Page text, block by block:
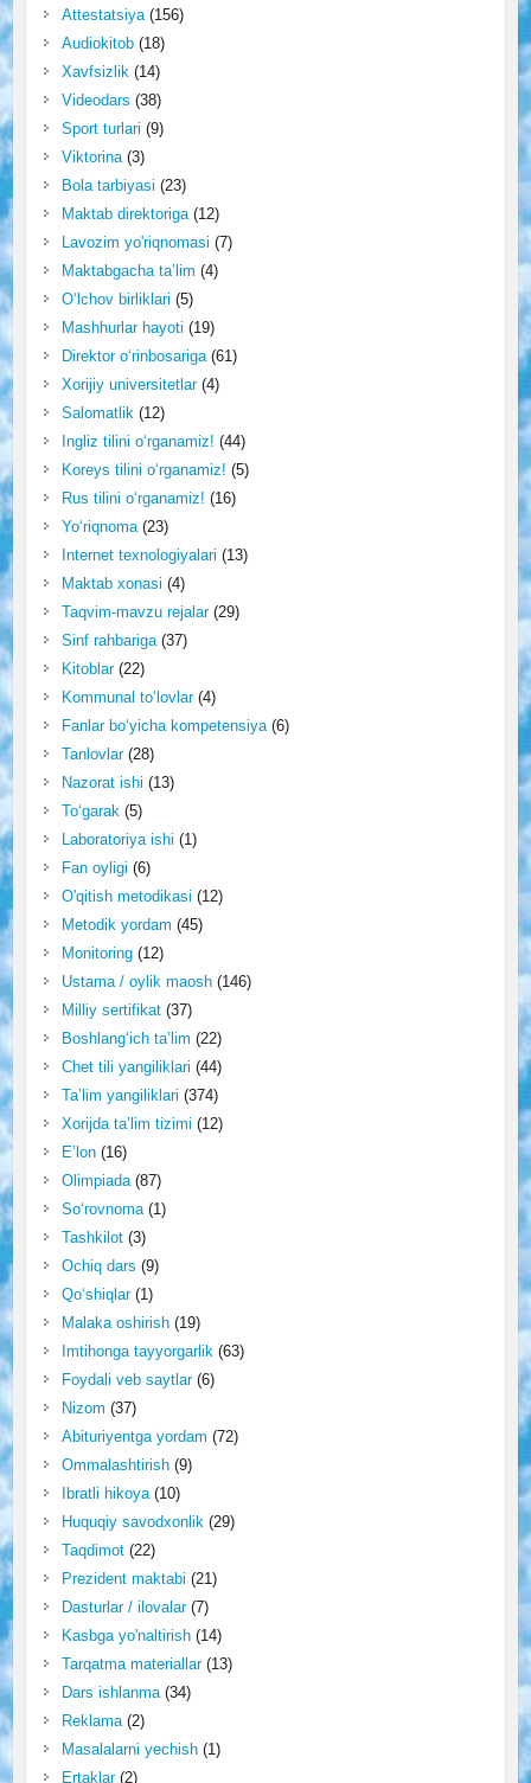
Attestatsiya(156)
Audiokitob(18)
Xavfsizlik(14)
Videodars (38)
Sport turlari (9)
Viktorina(3)
Bola tarbiyasi (23)
Maktab direktoriga(12)
Lavozim yo'riqnomasi (7)
Maktabgacha ta’lim (4)
O‘lchov birliklari (5)
Mashhurlar hayoti (19)
Direktor o‘rinbosariga(61)
Xorijiy universitetlar(4)
Salomatlik(12)
Ingliz tilini o‘rganamiz! (44)
Koreys tilini o‘rganamiz! (5)
Rus tilini o‘rganamiz! (16)
Yo‘riqnoma(23)
Internet texnologiyalari (13)
Maktab xonasi (4)
Taqvim-mavzu rejalar(29)
Sinf rahbariga(37)
Kitoblar(22)
Kommunal to‘lovlar(4)
Fanlar bo‘yicha kompetensiya(6)
Tanlovlar(28)
Nazorat ishi (13)
To‘garak(5)
Laboratoriya ishi (1)
Fan oyligi (6)
O'qitish metodikasi (12)
Metodik yordam (45)
Monitoring(12)
Ustama / oylik maosh(146)
Milliy sertifikat(37)
Boshlang‘ich ta’lim (22)
Chet tili yangiliklari (44)
Ta’lim yangiliklari (374)
Xorijda ta’lim tizimi (12)
E’lon(16)
Olimpiada(87)
So‘rovnoma(1)
Tashkilot(3)
Ochiq dars (9)
Qo‘shiqlar(1)
Malaka oshirish(19)
Imtihonga tayyorgarlik(63)
Foydali veb saytlar(6)
Nizom (37)
Abituriyentga yordam (72)
Ommalashtirish(9)
Ibratli hikoya(10)
Huquqiy savodxonlik(29)
Taqdimot(22)
Prezident maktabi (21)
Dasturlar / ilovalar(7)
Kasbga yo'naltirish(14)
Tarqatma materiallar(13)
Dars ishlanma(34)
Reklama(2)
Masalalarni yechish(1)
Ertaklar(2)